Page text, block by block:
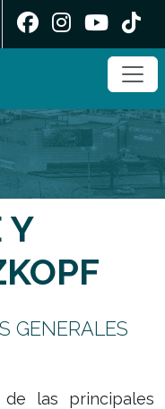
Y
GENERALES
las principales